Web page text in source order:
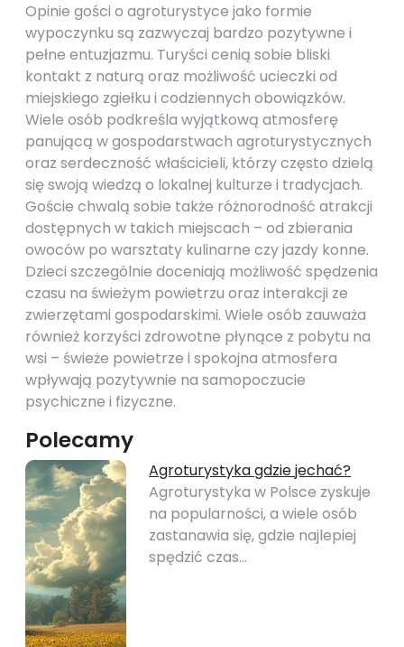
Opinie gości o agroturystyce jako formie
wypoczynku są zazwyczaj bardzo pozytywne i
pełne entuzjazmu. Turyści cenią sobie bliski
kontakt z naturą oraz możliwość ucieczki od
miejskiego zgiełku i codziennych obowiązków.
Wiele osób podkreśla wyjątkową atmosferę
panującą w gospodarstwach agroturystycznych
oraz serdeczność właścicieli, którzy często dzielą
się swoją wiedzą o lokalnej kulturze i tradycjach.
Goście chwalą sobie także różnorodność atrakcji
dostępnych w takich miejscach – od zbierania
owoców po warsztaty kulinarne czy jazdy konne.
Dzieci szczególnie doceniają możliwość spędzenia
czasu na świeżym powietrzu oraz interakcji ze
zwierzętami gospodarskimi. Wiele osób zauważa
również korzyści zdrowotne płynące z pobytu na
wsi – świeże powietrze i spokojna atmosfera
wpływają pozytywnie na samopoczucie
psychiczne i fizyczne.
Polecamy
Agroturystyka gdzie jechać?
Agroturystyka w Polsce zyskuje
na popularności, a wiele osób
zastanawia się, gdzie najlepiej
spędzić czas…